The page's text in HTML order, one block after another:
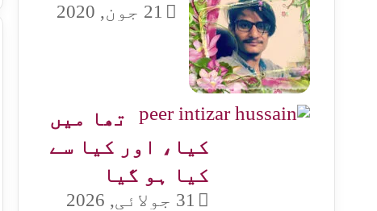
21 جون, 2020
تھا میں
کیا، اور کیا سے
کیا ہو گیا
31 جولائی, 2026